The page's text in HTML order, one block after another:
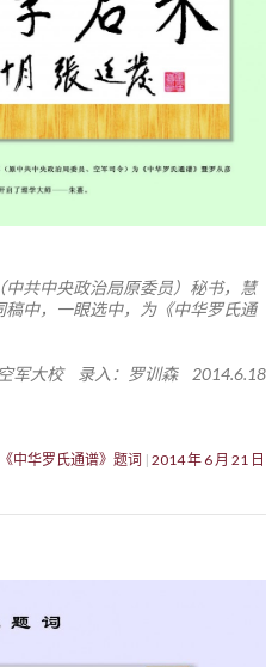
共中央政治局原委员）秘书，慧
中，一眼选中，为《中华罗氏通
军大校 录入：罗训森 2014.6.18
中华罗氏通谱》题词 2014 年 6 月 21 日